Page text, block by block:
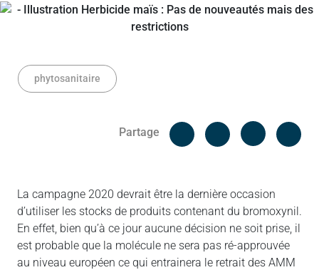
phytosanitaire
Partage
Facebook
La campagne 2020 devrait être la dernière occasion
d’utiliser les stocks de produits contenant du bromoxynil.
En effet, bien qu’à ce jour aucune décision ne soit prise, il
est probable que la molécule ne sera pas ré-approuvée
au niveau européen ce qui entrainera le retrait des AMM